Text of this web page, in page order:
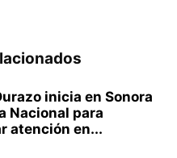
inicia en Sonora
Nacional para
atención en...